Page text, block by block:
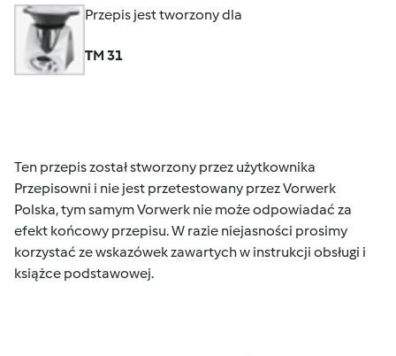
Przepis jest tworzony dla
TM 31
Ten przepis został stworzony przez użytkownika
Przepisowni i nie jest przetestowany przez Vorwerk
Polska, tym samym Vorwerk nie może odpowiadać za
efekt końcowy przepisu. W razie niejasności prosimy
korzystać ze wskazówek zawartych w instrukcji obsługi i
książce podstawowej.